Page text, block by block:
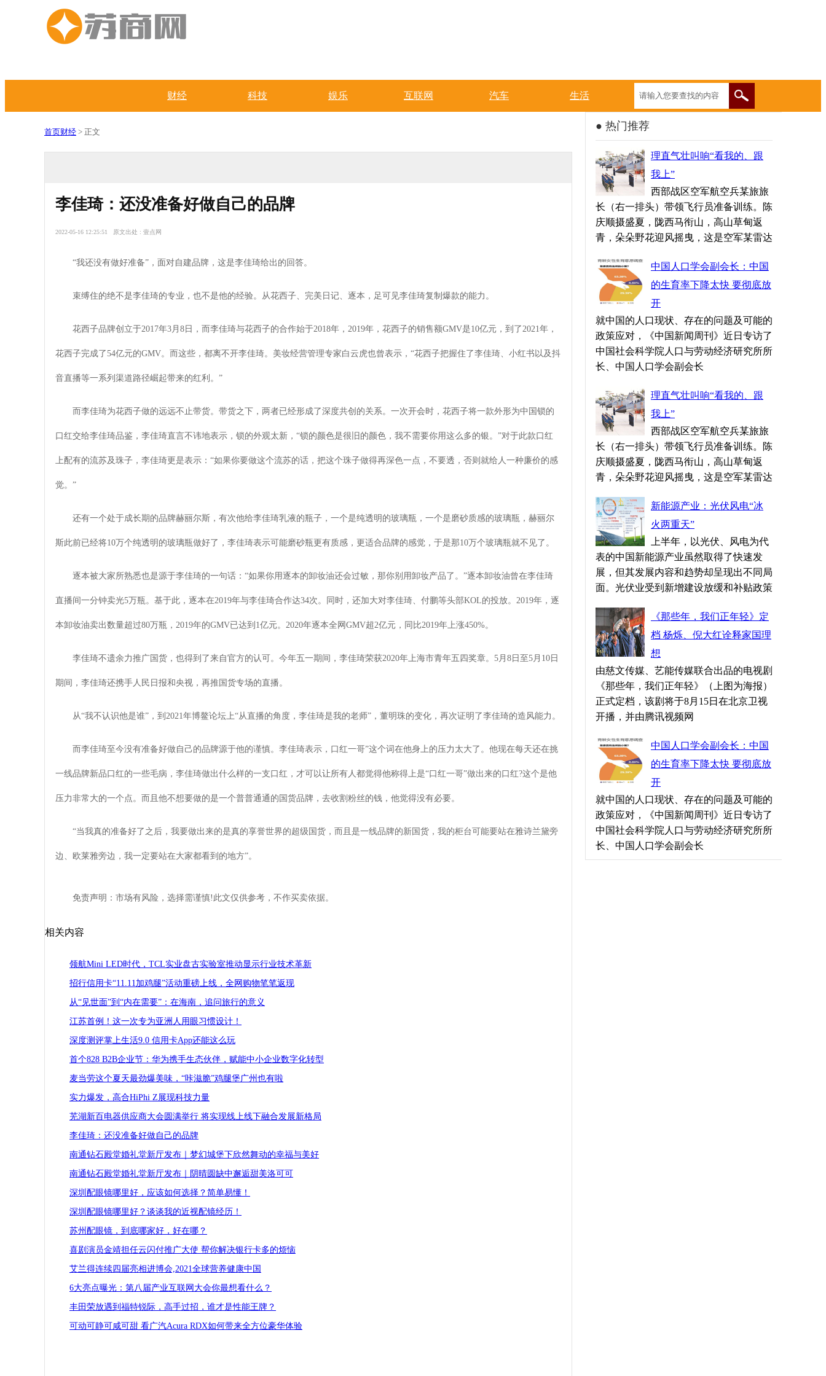
财经 科技 娱乐 互联网 汽车 生活
● 热门推荐
理直气壮叫响“看我的、跟
我上”
西部战区空军航空兵某旅旅
长（右一排头）带领飞行员准备训练。陈
庆顺摄盛夏，陇西马衔山，高山草甸返
青，朵朵野花迎风摇曳，这是空军某雷达
中国人口学会副会长：中国
的生育率下降太快 要彻底放
开
就中国的人口现状、存在的问题及可能的
政策应对，《中国新闻周刊》近日专访了
中国社会科学院人口与劳动经济研究所所
长、中国人口学会副会长
理直气壮叫响“看我的、跟
我上”
西部战区空军航空兵某旅旅
长（右一排头）带领飞行员准备训练。陈
庆顺摄盛夏，陇西马衔山，高山草甸返
青，朵朵野花迎风摇曳，这是空军某雷达
新能源产业：光伏风电“冰
火两重天”
上半年，以光伏、风电为代
表的中国新能源产业虽然取得了快速发
展，但其发展内容和趋势却呈现出不同局
面。光伏业受到新增建设放缓和补贴政策
《那些年，我们正年轻》定
档 杨烁、倪大红诠释家国理
想
由慈文传媒、艺能传媒联合出品的电视剧
《那些年，我们正年轻》（上图为海报）
正式定档，该剧将于8月15日在北京卫视
开播，并由腾讯视频网
中国人口学会副会长：中国
的生育率下降太快 要彻底放
开
就中国的人口现状、存在的问题及可能的
政策应对，《中国新闻周刊》近日专访了
中国社会科学院人口与劳动经济研究所所
长、中国人口学会副会长
首页财经 > 正文
李佳琦：还没准备好做自己的品牌
2022-05-16 12:25:51 原文出处 : 壹点网
“我还没有做好准备”，面对自建品牌，这是李佳琦给出的回答。
束缚住的绝不是李佳琦的专业，也不是他的经验。从花西子、完美日记、逐本，足可见李佳琦复制爆款的能力。
花西子品牌创立于2017年3月8日，而李佳琦与花西子的合作始于2018年，2019年，花西子的销售额GMV是10亿元，到了2021年，
花西子完成了54亿元的GMV。而这些，都离不开李佳琦。美妆经营管理专家白云虎也曾表示，“花西子把握住了李佳琦、小红书以及抖
音直播等一系列渠道路径崛起带来的红利。”
而李佳琦为花西子做的远远不止带货。带货之下，两者已经形成了深度共创的关系。一次开会时，花西子将一款外形为中国锁的
口红交给李佳琦品鉴，李佳琦直言不讳地表示，锁的外观太新，“锁的颜色是很旧的颜色，我不需要你用这么多的银。”对于此款口红
上配有的流苏及珠子，李佳琦更是表示：“如果你要做这个流苏的话，把这个珠子做得再深色一点，不要透，否则就给人一种廉价的感
觉。”
还有一个处于成长期的品牌赫丽尔斯，有次他给李佳琦乳液的瓶子，一个是纯透明的玻璃瓶，一个是磨砂质感的玻璃瓶，赫丽尔
斯此前已经将10万个纯透明的玻璃瓶做好了，李佳琦表示可能磨砂瓶更有质感，更适合品牌的感觉，于是那10万个玻璃瓶就不见了。
逐本被大家所熟悉也是源于李佳琦的一句话：“如果你用逐本的卸妆油还会过敏，那你别用卸妆产品了。”逐本卸妆油曾在李佳琦
直播间一分钟卖光5万瓶。基于此，逐本在2019年与李佳琦合作达34次。同时，还加大对李佳琦、付鹏等头部KOL的投放。2019年，逐
本卸妆油卖出数量超过80万瓶，2019年的GMV已达到1亿元。2020年逐本全网GMV超2亿元，同比2019年上涨450%。
李佳琦不遗余力推广国货，也得到了来自官方的认可。今年五一期间，李佳琦荣获2020年上海市青年五四奖章。5月8日至5月10日
期间，李佳琦还携手人民日报和央视，再推国货专场的直播。
从“我不认识他是谁”，到2021年博鳌论坛上“从直播的角度，李佳琦是我的老师”，董明珠的变化，再次证明了李佳琦的造风能力。
而李佳琦至今没有准备好做自己的品牌源于他的谨慎。李佳琦表示，口红一哥”这个词在他身上的压力太大了。他现在每天还在挑
一线品牌新品口红的一些毛病，李佳琦做出什么样的一支口红，才可以让所有人都觉得他称得上是“口红一哥”做出来的口红?这个是他
压力非常大的一个点。而且他不想要做的是一个普普通通的国货品牌，去收割粉丝的钱，他觉得没有必要。
“当我真的准备好了之后，我要做出来的是真的享誉世界的超级国货，而且是一线品牌的新国货，我的柜台可能要站在雅诗兰黛旁
边、欧莱雅旁边，我一定要站在大家都看到的地方”。
免责声明：市场有风险，选择需谨慎!此文仅供参考，不作买卖依据。
相关内容
领航Mini LED时代，TCL实业盘古实验室推动显示行业技术革新
招行信用卡“11.11加鸡腿”活动重磅上线，全网购物笔笔返现
从“见世面”到“内在需要”：在海南，追问旅行的意义
江苏首例！这一次专为亚洲人用眼习惯设计！
深度测评掌上生活9.0 信用卡App还能这么玩
首个828 B2B企业节：华为携手生态伙伴，赋能中小企业数字化转型
麦当劳这个夏天最劲爆美味，“咔滋脆”鸡腿堡广州也有啦
实力爆发，高合HiPhi Z展现科技力量
芜湖新百电器供应商大会圆满举行 将实现线上线下融合发展新格局
李佳琦：还没准备好做自己的品牌
南通钻石殿堂婚礼堂新厅发布｜梦幻城堡下欣然舞动的幸福与美好
南通钻石殿堂婚礼堂新厅发布｜阴晴圆缺中邂逅甜美洛可可
深圳配眼镜哪里好，应该如何选择？简单易懂！
深圳配眼镜哪里好？谈谈我的近视配镜经历！
苏州配眼镜，到底哪家好，好在哪？
喜剧演员金靖担任云闪付推广大使 帮你解决银行卡多的烦恼
艾兰得连续四届亮相进博会,2021全球营养健康中国
6大亮点曝光：第八届产业互联网大会你最想看什么？
丰田荣放遇到福特锐际，高手过招，谁才是性能王牌？
可动可静可咸可甜 看广汽Acura RDX如何带来全方位豪华体验